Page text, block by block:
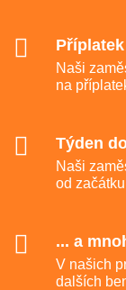
Naši
na
Týden
Naši
od
... a
V našich
dalších